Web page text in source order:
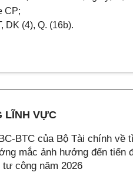
CP;
DK (4), Q. (16b).
LĨNH VỰC
BTC của Bộ Tài chính về
mắc ảnh hưởng đến tiến
tư công năm 2026